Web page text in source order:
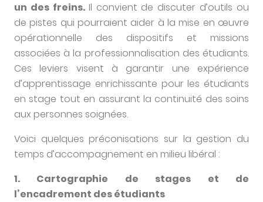
un des freins. Il convient de discuter d’outils ou
de pistes qui pourraient aider à la mise en œuvre
opérationnelle des dispositifs et missions
associées à la professionnalisation des étudiants.
Ces leviers visent à garantir une expérience
d’apprentissage enrichissante pour les étudiants
en stage tout en assurant la continuité des soins
aux personnes soignées.
Voici quelques préconisations sur la gestion du
temps d’accompagnement en milieu libéral :
1. Cartographie de stages et de
l’encadrement des étudiants